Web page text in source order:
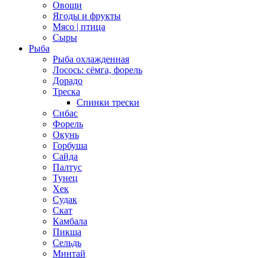
Овощи
Ягоды и фрукты
Мясо | птица
Сыры
Рыба
Рыба охлажденная
Лосось: сёмга, форель
Дорадо
Треска
Спинки трески
Сибас
Форель
Окунь
Горбуша
Сайда
Палтус
Тунец
Хек
Судак
Скат
Камбала
Пикша
Сельдь
Минтай